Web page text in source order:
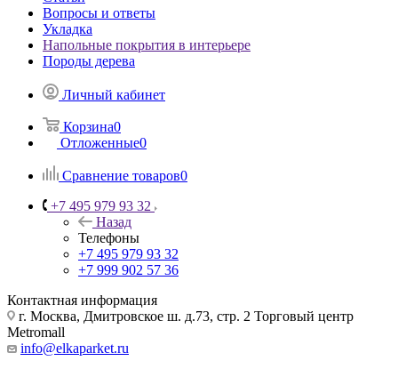
Вопросы и ответы
Укладка
Напольные покрытия в интерьере
Породы дерева
Личный кабинет
Корзина0
Отложенные0
Сравнение товаров0
+7 495 979 93 32
Назад
Телефоны
+7 495 979 93 32
+7 999 902 57 36
Контактная информация
г. Москва, Дмитровское ш. д.73, стр. 2 Торговый центр
Metromall
info@elkaparket.ru